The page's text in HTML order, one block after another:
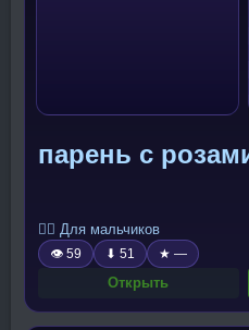
парень с
🧍‍♂️ Для мальчиков
👁 59 ⬇ 51 ★ —
Открыть